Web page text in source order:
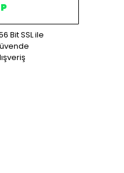
Bit SSL ile